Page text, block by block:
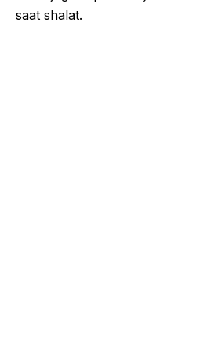
saat shalat.